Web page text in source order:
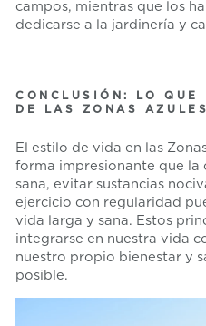
campos, mientras que los
dedicarse a la jardinería y
CONCLUSIÓN: LO QUE
DE LAS ZONAS AZULES
El estilo de vida en las
forma impresionante que la
sana, evitar sustancias
ejercicio con regularidad
vida larga y sana. Estos
integrarse en nuestra vida
nuestro propio bienestar y
posible.